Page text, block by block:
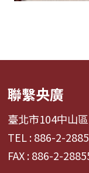
聯繫央廣
臺北市104中山
TEL : 886-2-
FAX : 886-2-